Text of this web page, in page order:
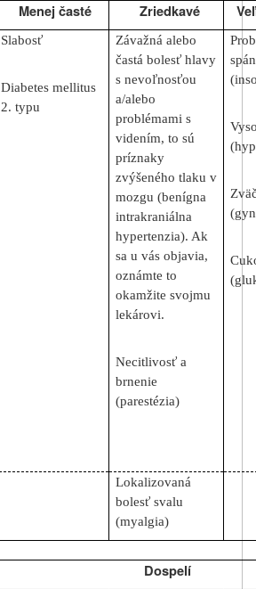
Menej časté Zriedkavé
Slabosť
Diabetes mellitus
2. typu
Závažná alebo
častá bolesť hlavy
s nevoľnosťou
a/alebo
problémami s
videním, to sú
príznaky
zvýšeného tlaku v
mozgu (benígna
intrakraniálna
hypertenzia). Ak
sa u vás objavia,
oznámte to
okamžite svojmu
lekárovi.
Necitlivosť a
brnenie
(parestézia)
Lokalizovaná
bolesť svalu
(myalgia)
Dospelí